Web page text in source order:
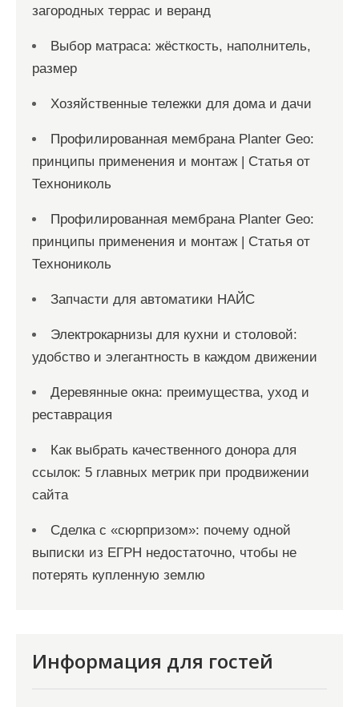
загородных террас и веранд
Выбор матраса: жёсткость, наполнитель,
размер
Хозяйственные тележки для дома и дачи
Профилированная мембрана Planter Geo:
принципы применения и монтаж | Статья от
Технониколь
Профилированная мембрана Planter Geo:
принципы применения и монтаж | Статья от
Технониколь
Запчасти для автоматики НАЙС
Электрокарнизы для кухни и столовой:
удобство и элегантность в каждом движении
Деревянные окна: преимущества, уход и
реставрация
Как выбрать качественного донора для
ссылок: 5 главных метрик при продвижении
сайта
Сделка с «сюрпризом»: почему одной
выписки из ЕГРН недостаточно, чтобы не
потерять купленную землю
Информация для гостей